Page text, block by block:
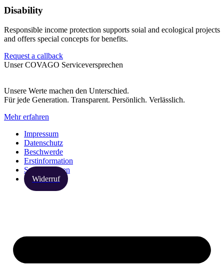
Disability
Responsible income protection supports soial and ecological projects
and offers special concepts for benefits.
Request a callback
Unser COVAGO Serviceversprechen
Unsere Werte machen den Unterschied.
Für jede Generation. Transparent. Persönlich. Verlässlich.
Mehr erfahren
Impressum
Datenschutz
Beschwerde
Erstinformation
Spezialthemen
Widerruf